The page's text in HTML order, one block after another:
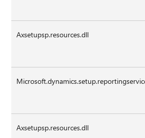
Axsetupsp.resources.dll
Axsetupsp.resources.dll